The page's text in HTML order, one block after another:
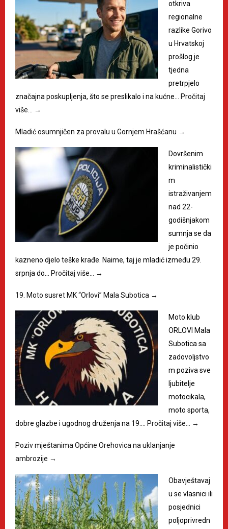
otkriva
regionalne
razlike Gorivo
u Hrvatskoj
prošlog je
tjedna
pretrpjelo
značajna poskupljenja, što se preslikalo i na kućne…
Pročitaj
više…
→
Mladić osumnjičen za provalu u Gornjem Hrašćanu →
Dovršenim
kriminalistički
m
istraživanjem
nad 22-
godišnjakom
sumnja se da
je počinio
kazneno djelo teške krađe. Naime, taj je mladić između 29.
srpnja do…
Pročitaj više… →
19. Moto susret MK “Orlovi” Mala Subotica →
Moto klub
ORLOVI Mala
Subotica sa
zadovoljstvo
m poziva sve
ljubitelje
motocikala,
moto sporta,
dobre glazbe i ugodnog druženja na 19.…
Pročitaj više… →
Poziv mještanima Općine Orehovica na uklanjanje
ambrozije →
Obavještavaj
u se vlasnici ili
posjednici
poljoprivredn